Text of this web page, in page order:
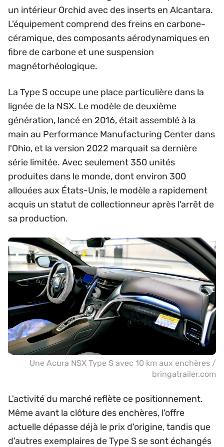
un intérieur Orchid avec des inserts en Alcantara.
L'équipement comprend des freins en carbone-
céramique, des composants aérodynamiques en
fibre de carbone et une suspension
magnétorhéologique.
La Type S occupe une place particulière dans la
lignée de la NSX. Le modèle de deuxième
génération, lancé en 2016, était assemblé à la
main au Performance Manufacturing Center dans
l'Ohio, et la version 2022 marquait sa dernière
série limitée. Avec seulement 350 unités
produites dans le monde, dont environ 300
allouées aux États-Unis, le modèle a rapidement
acquis un statut de collectionneur après l'arrêt de
sa production.
Une Acura NSX Type S avec 10 km aux enchères /
bringatrailer.com
L'activité du marché reflète ce positionnement.
Même avant la clôture des enchères, l'offre
actuelle dépasse déjà le prix d'origine, tandis que
d'autres exemplaires de Type S se sont échangés